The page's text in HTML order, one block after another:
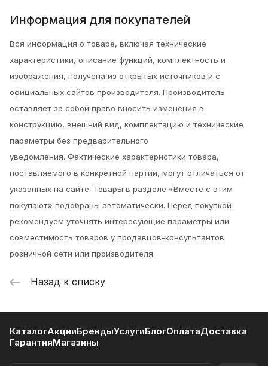
Информация для покупателей
Вся информация о товаре, включая технические
характеристики, описание функций, комплектность и
изображения, получена из открытых источников и с
официальных сайтов производителя. Производитель
оставляет за собой право вносить изменения в
конструкцию, внешний вид, комплектацию и технические
параметры без предварительного
уведомления. Фактические характеристики товара,
поставляемого в конкретной партии, могут отличаться от
указанных на сайте. Товары в разделе «Вместе с этим
покупают» подобраны автоматически. Перед покупкой
рекомендуем уточнять интересующие параметры или
совместимость товаров у продавцов-консультантов
розничной сети или производителя.
Назад к списку
КаталогАкцииБрендыУслугиБлогОплатаДоставка
ГарантияМагазины